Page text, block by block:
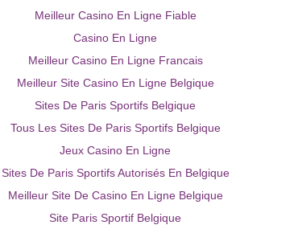
Meilleur Casino En Ligne Fiable
Casino En Ligne
Meilleur Casino En Ligne Francais
Meilleur Site Casino En Ligne Belgique
Sites De Paris Sportifs Belgique
Tous Les Sites De Paris Sportifs Belgique
Jeux Casino En Ligne
Sites De Paris Sportifs Autorisés En Belgique
Meilleur Site De Casino En Ligne Belgique
Site Paris Sportif Belgique